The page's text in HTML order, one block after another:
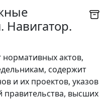
Навигатор.
актов,
содержит
и их проектов, указов
правительства, высших